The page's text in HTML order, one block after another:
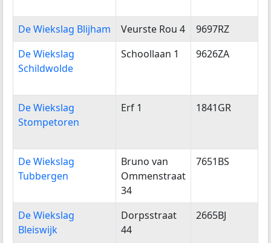
De Wiekslag Blijham Veurste Rou 4 9697RZ
De Wiekslag
Schildwolde
Schoollaan 1 9626ZA
De Wiekslag
Stompetoren
Erf 1 1841GR
De Wiekslag
Tubbergen
Bruno van
Ommenstraat
34
7651BS
De Wiekslag
Bleiswijk
Dorpsstraat
44
2665BJ